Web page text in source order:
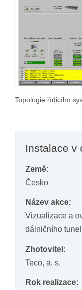
Topologie řídicího
Instalace v
Země:
Česko
Název akce:
Vizualizace a
dálničního
Zhotovitel:
Teco, a. s.
Rok realizace: